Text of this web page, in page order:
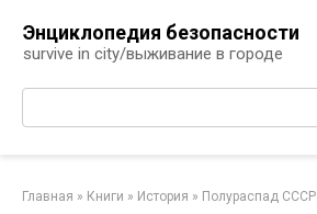
контенту
Энциклопедия безопасности
survive in city/выживание в городе
Поиск:
Главная » Книги » История » Полураспад СССР